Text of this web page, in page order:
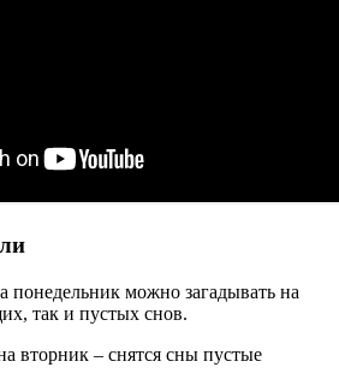
понедельник можно загадывать на
так и пустых снов.
вторник – снятся сны пустые